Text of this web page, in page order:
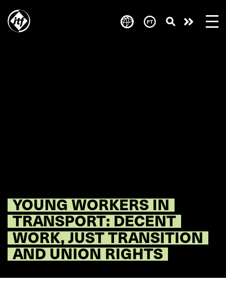
main
YOUNG WORKERS IN
TRANSPORT: DECENT
WORK, JUST TRANSITION
AND UNION RIGHTS
Take